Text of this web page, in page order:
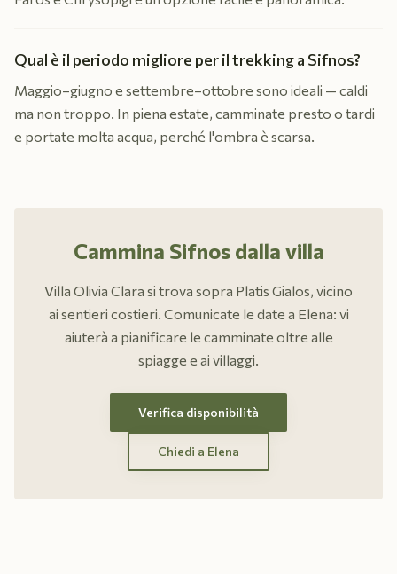
Qual è il periodo migliore per il trekking a Sifnos?
Maggio–giugno e settembre–ottobre sono ideali — caldi
ma non troppo. In piena estate, camminate presto o tardi
e portate molta acqua, perché l'ombra è scarsa.
Cammina Sifnos dalla villa
Villa Olivia Clara si trova sopra Platis Gialos, vicino
ai sentieri costieri. Comunicate le date a Elena: vi
aiuterà a pianificare le camminate oltre alle
spiagge e ai villaggi.
Verifica disponibilità
Chiedi a Elena